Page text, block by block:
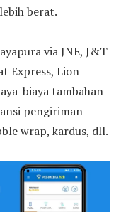
berat.
via JNE, J&T
Express, Lion
biaya tambahan
pengiriman
wrap, kardus, dll.